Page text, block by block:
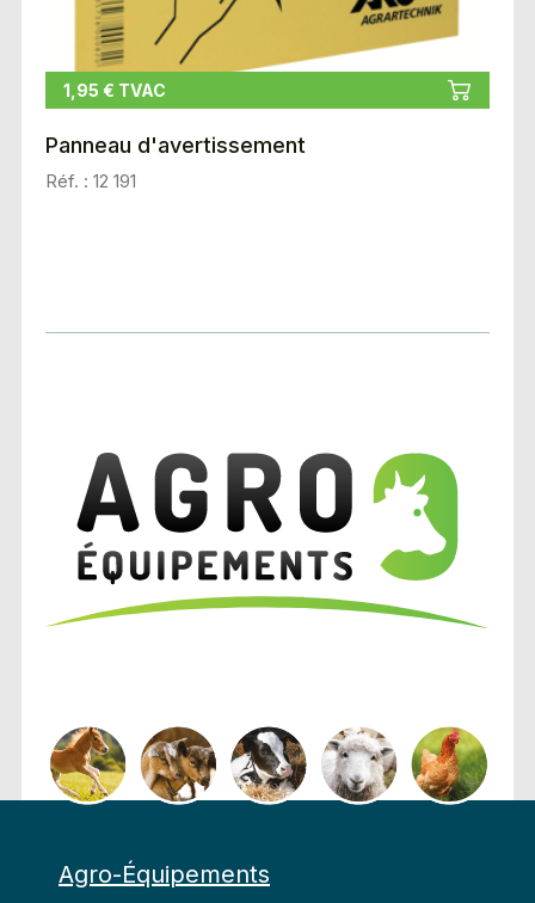
1,95 € TVAC
Panneau d'avertissement
Réf. : 12 191
Agro-Équipements